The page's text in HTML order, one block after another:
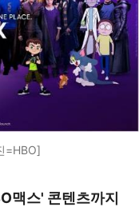
=HBO]
맥스' 콘텐츠까지